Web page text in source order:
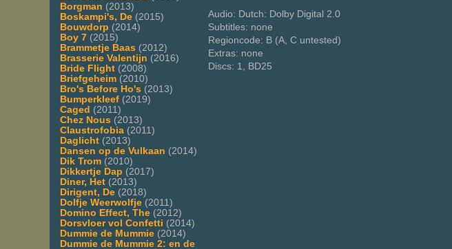
Borgman (2013)
Boskampi's, De (2015)
Bouwdorp (2014)
Boy 7 (2015)
Brammetje Baas (2012)
Brasserie Valentijn (2016)
Bride Flight (2008)
Briefgeheim (2010)
Bro's Before Ho's (2013)
Bumperkleef (2019)
Caged (2011)
Chez Nous (2013)
Claustrofobia (2011)
Daglicht (2013)
Dansen op de Vulkaan (2014)
Dik Trom (2010)
Dikkertje Dap (2017)
Diner, Het (2013)
Dirigent, De (2018)
Dolfje Weerwolfje (2011)
Domino Effect, The (2012)
Dorsvloer vol Confetti (2014)
Dummie de Mummie (2014)
Dummie de Mummie 2: en de
Audio: Dutch: Dolby Digital 2.0
Subtitles: none
Regioncode: B (A, C untested)
Extras: none
Discs: 1, BD25